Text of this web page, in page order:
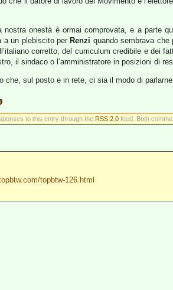
onestà è ormai comprovata, e a parte
a un plebiscito per Renzi quando sembrava
corretto, del curriculum credibile e dei
il sindaco o l’amministratore in posizioni di
sul posto e in rete, ci sia il modo di
to this entry through the RSS 2.0feed. Both
topbtw-126.html